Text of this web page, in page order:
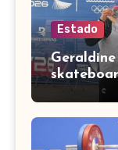
Estado
en los